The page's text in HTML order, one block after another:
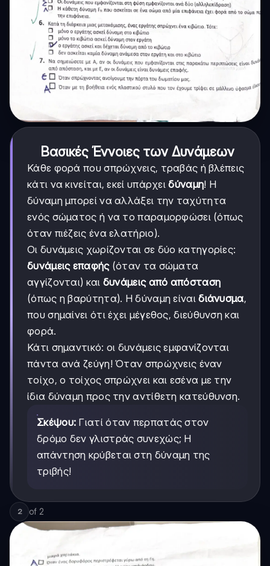
Βασικές Έννοιες των Δυνάμεων
Κάθε φορά που σπρώχνεις, τραβάς ή βλέπεις
κάτι να κινείται, εκεί υπάρχειδύναμη! Η
δύναμη μπορεί να αλλάξει την ταχύτητα
ενός σώματος ή να το παραμορφώσει (όπως
όταν πιέζεις ένα ελατήριο).
Οι δυνάμεις χωρίζονται σε δύο κατηγορίες:
δυνάμεις επαφής(όταν τα σώματα
αγγίζονται) και δυνάμεις από απόσταση
(όπως η βαρύτητα). Η δύναμη είναιδιάνυσμα,
που σημαίνει ότι έχει μέγεθος, διεύθυνση και
φορά.
Κάτι σημαντικό: οι δυνάμεις εμφανίζονται
πάντα ανά ζεύγη! Όταν σπρώχνεις έναν
τοίχο, ο τοίχος σπρώχνει και εσένα με την
ίδια δύναμη προς την αντίθετη κατεύθυνση.
Σκέψου: Γιατί όταν περπατάς στον
δρόμο δεν γλιστράς συνεχώς; Η
απάντηση κρύβεται στη δύναμη της
τριβής!
2 of 2